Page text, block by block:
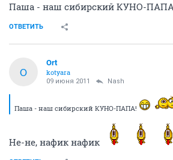
Паша - наш сибирский КУНО-
ОТВЕТИТЬ
O
Ort
kotyara
09 июня 2011 Nash
Паша - наш сибирский КУНО-ПАПА!
Не-не, нафик нафик